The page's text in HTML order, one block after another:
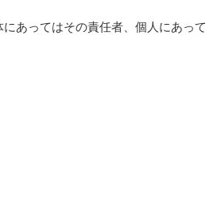
あってはその責任者、個人にあって